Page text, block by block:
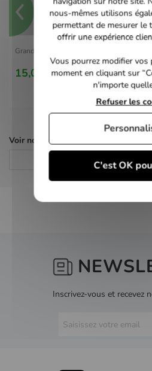
Grand Theft Auto V - PS4
15,00 €
Voir nos autres pages :
Inscrivez-vous et recevez
nous-mêmes utilisons
permettant de mesurer le
offrir une expérience
Vous pourrez modifier vos
moment en cliquant sur
n'importe
C'est OK
Refuser les